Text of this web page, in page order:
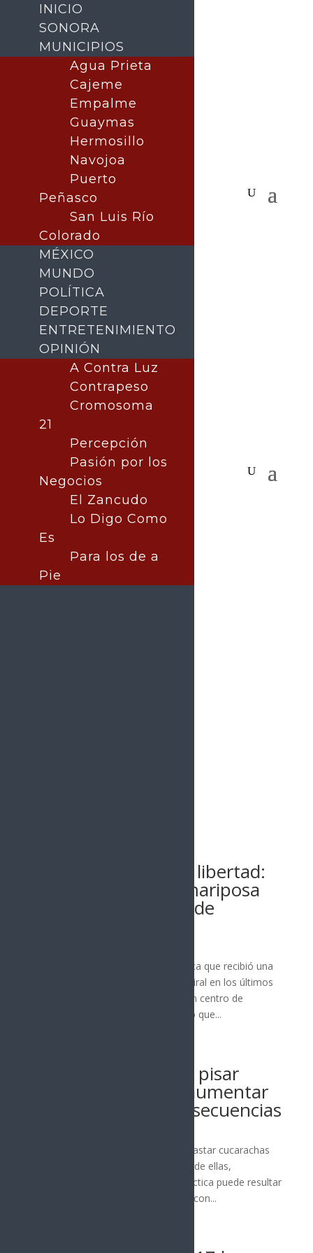
De la sentencia a la libertad:
trasplante salva a mariposa
monarca en centro de
La historia de una mariposa monarca que recibió una
segunda oportunidad se ha vuelto viral en los últimos
días. El Sweetbriar Nature Center, un centro de
rehabilitación de vida silvestre, logró que...
Expertos advierten: pisar
cucarachas puede aumentar
la plaga y otras consecuencias
Aunque muchos consideran que aplastar cucarachas
es una forma rápida de deshacerse de ellas,
especialistas advierten que esta práctica puede resultar
peligrosa para la salud. De acuerdo con...
INICIO
SONORA
MUNICIPIOS
Agua Prieta
Cajeme
Empalme
Guaymas
Hermosillo
Navojoa
Puerto
Peñasco
San Luis Río
Colorado
MÉXICO
MUNDO
POLÍTICA
DEPORTE
ENTRETENIMIENTO
OPINIÓN
A Contra Luz
Contrapeso
Cromosoma
21
Percepción
Pasión por los
Negocios
El Zancudo
Lo Digo Como
Es
Para los de a
Pie